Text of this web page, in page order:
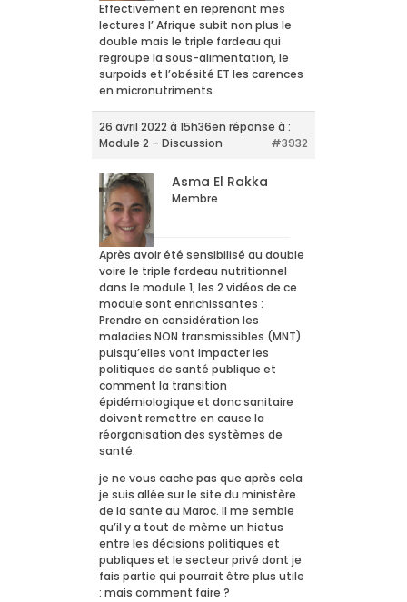
Effectivement en reprenant mes
lectures l’ Afrique subit non plus le
double mais le triple fardeau qui
regroupe la sous-alimentation, le
surpoids et l’obésité ET les carences
en micronutriments.
26 avril 2022 à 15h36en réponse à :
Module 2 – Discussion
#3932
Asma El Rakka
Membre
Après avoir été sensibilisé au double
voire le triple fardeau nutritionnel
dans le module 1, les 2 vidéos de ce
module sont enrichissantes :
Prendre en considération les
maladies NON transmissibles (MNT)
puisqu’elles vont impacter les
politiques de santé publique et
comment la transition
épidémiologique et donc sanitaire
doivent remettre en cause la
réorganisation des systèmes de
santé.
je ne vous cache pas que après cela
je suis allée sur le site du ministère
de la sante au Maroc. Il me semble
qu’il y a tout de même un hiatus
entre les décisions politiques et
publiques et le secteur privé dont je
fais partie qui pourrait être plus utile
: mais comment faire ?